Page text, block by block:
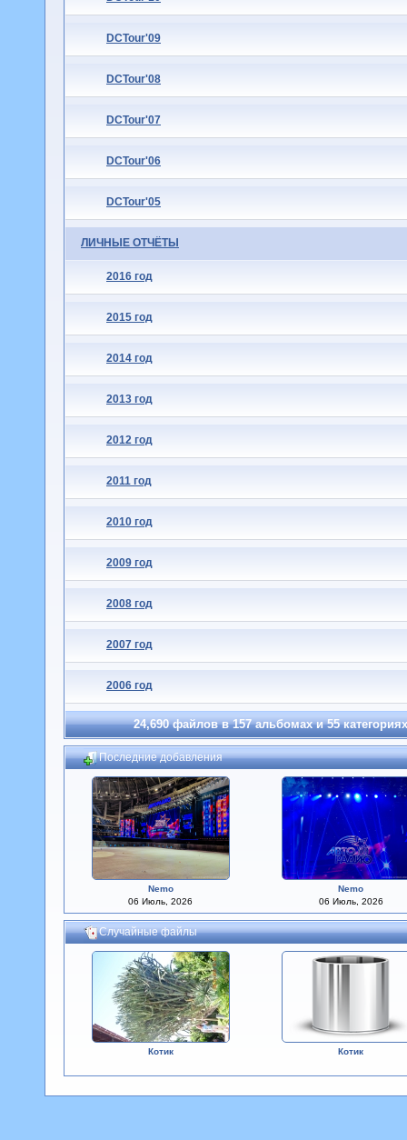
DCTour'09
DCTour'08
DCTour'07
DCTour'06
DCTour'05
ЛИЧНЫЕ ОТЧЁТЫ
2016 год
2015 год
2014 год
2013 год
2012 год
2011 год
2010 год
2009 год
2008 год
2007 год
2006 год
24,690файлов в157альбомах и55
Последние добавления
Nemo
06 Июль, 2026
Nemo
06 Июль, 2026
Случайные файлы
Котик Котик